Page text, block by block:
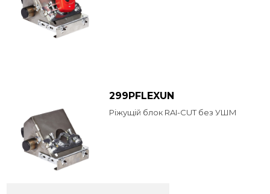
299PFLEXUN
Ріжущій блок RAI-CUT без УШМ